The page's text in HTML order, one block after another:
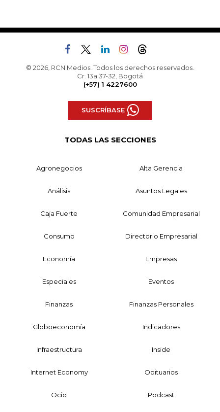
© 2026, RCN Medios. Todos los derechos reservados.
Cr. 13a 37-32, Bogotá
(+57) 1 4227600
SUSCRÍBASE
TODAS LAS SECCIONES
Agronegocios Alta Gerencia
Análisis Asuntos Legales
Caja Fuerte Comunidad Empresarial
Consumo Directorio Empresarial
Economía Empresas
Especiales Eventos
Finanzas Finanzas Personales
Globoeconomía Indicadores
Infraestructura Inside
Internet Economy Obituarios
Ocio Podcast